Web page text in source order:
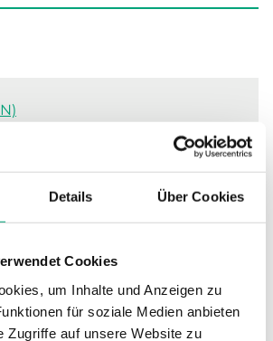
Details Über Cookies
Cookies
um Inhalte und Anzeigen zu
für soziale Medien anbieten
Zugriffe auf unsere Website zu
TG-IH3 (EN)